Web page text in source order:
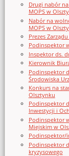
Drugi nabór
MOPS w
Nabór na
MOPS w
Prezes
Podinspektor
Inspektor ds.
Kierownik
Podinspektor
Środowiska
Konkurs na
Olsztynku
Podinspektor
Inwestycji i
Podinspektor
Miejskim w
Podinspektor/
Podinspektor
kryzysowego